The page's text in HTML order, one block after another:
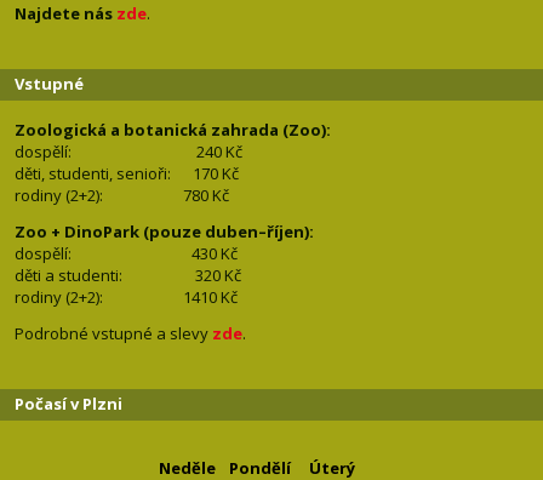
Najdete nás zde.
Vstupné
Zoologická a botanická zahrada (Zoo):
dospělí:
240 Kč
děti, studenti, senioři: 170 Kč
rodiny (2+2): 780 Kč
Zoo + DinoPark (pouze duben–říjen):
dospělí: 430 Kč
děti a studenti: 320 Kč
rodiny (2+2): 1410 Kč
Podrobné vstupné a slevy zde.
Počasí v Plzni
Neděle Pondělí Úterý